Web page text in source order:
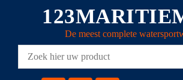
De meest complete